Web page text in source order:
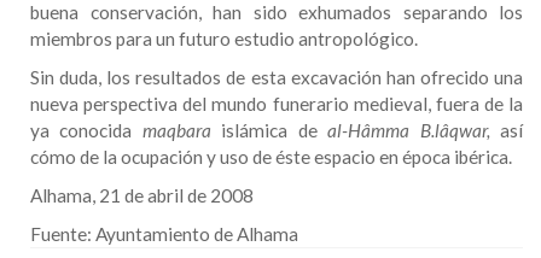
buena conservación, han sido exhumados separando los
miembros para un futuro estudio antropológico.
Sin duda, los resultados de esta excavación han ofrecido una
nueva perspectiva del mundo funerario medieval, fuera de la
ya conocida maqbara islámica deal-Hâmma B.lâqwar,así
cómo de la ocupación y uso de éste espacio en época ibérica.
Alhama, 21 de abril de 2008
Fuente: Ayuntamiento de Alhama